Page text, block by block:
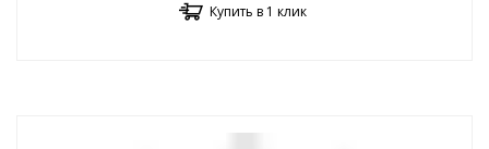
Купить в 1 клик